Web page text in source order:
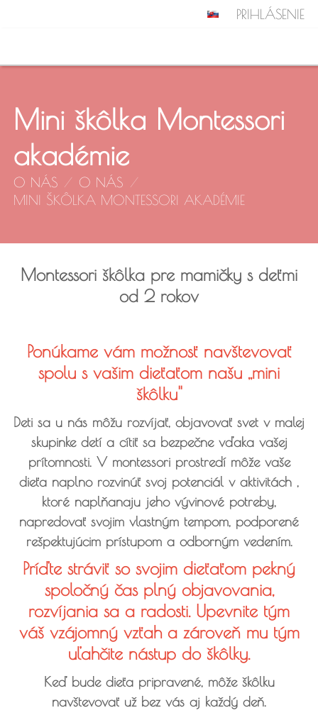
PRIHLÁSENIE
Mini škôlka Montessori
akadémie
O NÁS / O NÁS /
MINI ŠKÔLKA MONTESSORI AKADÉMIE
Montessori škôlka pre mamičky s deťmi
od 2 rokov
Ponúkame vám možnosť navštevovať
spolu s vašim dieťaťom našu ,,mini
škôlku''
Deti sa u nás môžu rozvíjať, objavovať svet v malej
skupinke detí a cítiť sa bezpečne vďaka vašej
prítomnosti. V montessori prostredí môže vaše
dieťa naplno rozvinúť svoj potenciál v aktivitách ,
ktoré naplňanaju jeho vývinové potreby,
napredovať svojim vlastným tempom, podporené
rešpektujúcim prístupom a odborným vedením.
Príďte stráviť so svojim dieťaťom pekný
spoločný čas plný objavovania,
rozvíjania sa a radosti. Upevnite tým
váš vzájomný vzťah a zároveň mu tým
uľahčite nástup do škôlky.
Keď bude dieťa pripravené, môže škôlku
navštevovať už bez vás aj každý deň.